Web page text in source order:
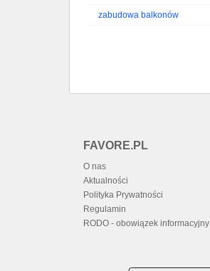
zabudowa balkonów
FAVORE.PL
O nas
Aktualności
Polityka Prywatności
Regulamin
RODO - obowiązek informacyjny